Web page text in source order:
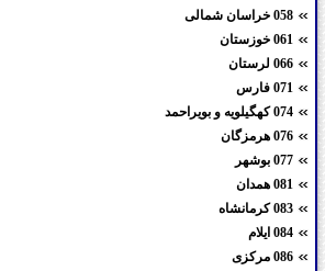
058 خراسان شمالی
061 خوزستان
066 لرستان
071 فارس
074 کهگیلویه و بویراحمد
076 هرمزگان
077 بوشهر
081 همدان
083 کرمانشاه
084 ایلام
086 مرکزی